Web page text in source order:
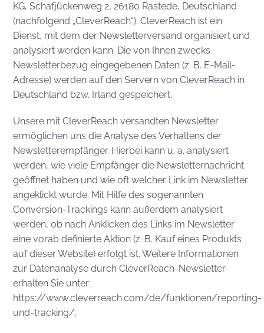
KG, Schafjückenweg 2, 26180 Rastede, Deutschland
(nachfolgend „CleverReach“). CleverReach ist ein
Dienst, mit dem der Newsletterversand organisiert und
analysiert werden kann. Die von Ihnen zwecks
Newsletterbezug eingegebenen Daten (z. B. E-Mail-
Adresse) werden auf den Servern von CleverReach in
Deutschland bzw. Irland gespeichert.
Unsere mit CleverReach versandten Newsletter
ermöglichen uns die Analyse des Verhaltens der
Newsletterempfänger. Hierbei kann u. a. analysiert
werden, wie viele Empfänger die Newsletternachricht
geöffnet haben und wie oft welcher Link im Newsletter
angeklickt wurde. Mit Hilfe des sogenannten
Conversion-Trackings kann außerdem analysiert
werden, ob nach Anklicken des Links im Newsletter
eine vorab definierte Aktion (z. B. Kauf eines Produkts
auf dieser Website) erfolgt ist. Weitere Informationen
zur Datenanalyse durch CleverReach-Newsletter
erhalten Sie unter:
https://www.cleverreach.com/de/funktionen/reporting-
und-tracking/.